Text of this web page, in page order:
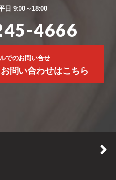
日 9:00～18:00
4666
でのお問い合せ
問い合わせはこちら